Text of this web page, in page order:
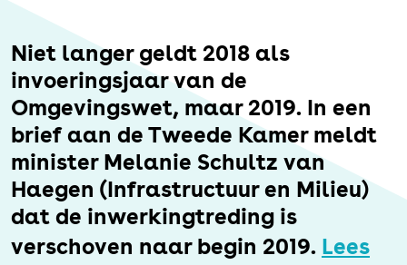
Overheid
Erfgoed
Niet langer geldt 2018 als
invoeringsjaar van de
Omgevingswet, maar 2019. In een
brief aan de Tweede Kamer meldt
minister Melanie Schultz van
Haegen (Infrastructuur en Milieu)
dat de inwerkingtreding is
verschoven naar begin 2019. Lees